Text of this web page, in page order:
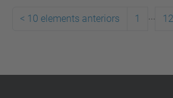
< 10 elements anteriors 1 12